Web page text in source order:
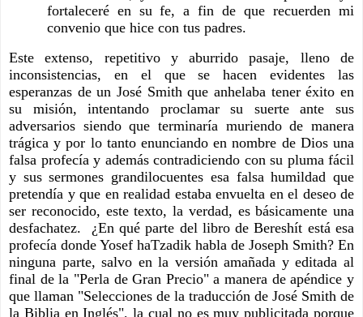
fortaleceré en su fe, a fin de que recuerden mi
convenio que hice con tus padres.
Este extenso, repetitivo y aburrido pasaje, lleno de
inconsistencias, en el que se hacen evidentes las
esperanzas de un José Smith que anhelaba tener éxito en
su misión, intentando proclamar su suerte ante sus
adversarios siendo que terminaría muriendo de manera
trágica y por lo tanto enunciando en nombre de Dios una
falsa profecía y además contradiciendo con su pluma fácil
y sus sermones grandilocuentes esa falsa humildad que
pretendía y que en realidad estaba envuelta en el deseo de
ser reconocido, este texto, la verdad, es básicamente una
desfachatez.  ¿En qué parte del libro de Bereshít está esa
profecía donde Yosef haTzadik habla de Joseph Smith? En
ninguna parte, salvo en la versión amañada y editada al
final de la "Perla de Gran Precio" a manera de apéndice y
que llaman "Selecciones de la traducción de José Smith de
la Biblia en Inglés", la cual no es muy publicitada porque